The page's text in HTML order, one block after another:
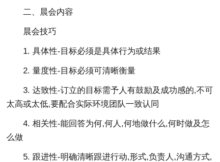
二、晨会内容
晨会技巧
1. 具体性-目标必须是具体行为或结果
2. 量度性-目标必须可清晰衡量
3. 达致性-订立的目标需予人有鼓励及成功感的,不可
太高或太低,要配合实际环境团队一致认同
4. 相关性-能回答为何,何人,何地做什么,何时做及怎
么做
5. 跟进性-明确清晰跟进行动,形式,负责人,沟通方式,